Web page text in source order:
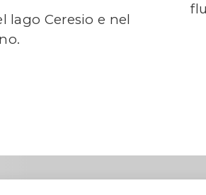
lago Ceresio e nel